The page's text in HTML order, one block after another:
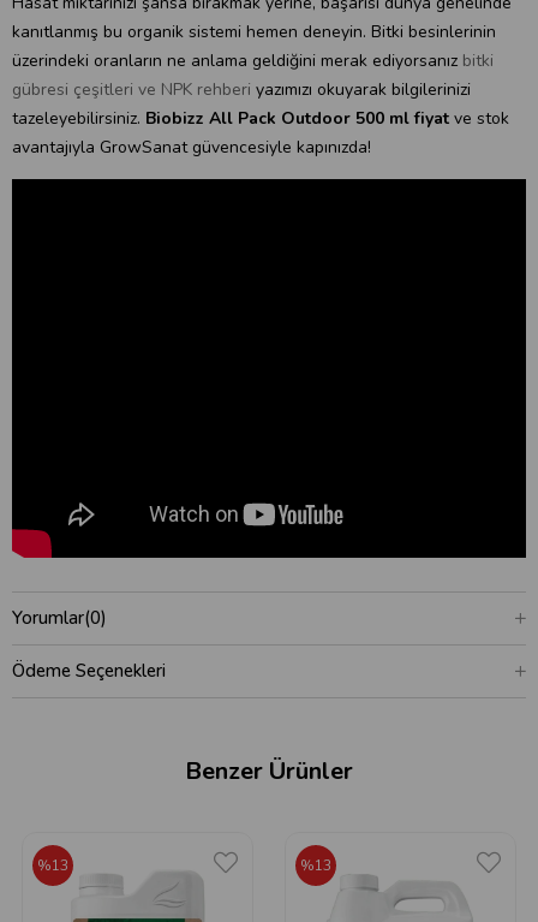
kanıtlanmış bu organik sistemi hemen deneyin. Bitki besinlerinin
üzerindeki oranların ne anlama geldiğini merak ediyorsanız bitki
gübresi çeşitleri ve NPK rehberi yazımızı okuyarak bilgilerinizi
tazeleyebilirsiniz. Biobizz All Pack Outdoor 500 ml fiyat ve stok
avantajıyla GrowSanat güvencesiyle kapınızda!
Yorumlar(0)
Ödeme Seçenekleri
Benzer Ürünler
%13 %13